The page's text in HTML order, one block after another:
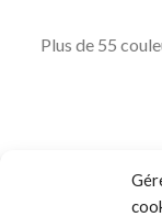
Plus de 55